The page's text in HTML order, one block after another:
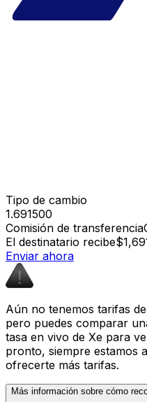
Tipo de cambio
1.691500
Comisión de transferencia
El destinatario recibe
Enviar ahora
Aún no tenemos tarifas
pero puedes comparar
tasa en vivo de Xe para
pronto, siempre estamos
ofrecerte más tarifas.
Más información sobre cómo